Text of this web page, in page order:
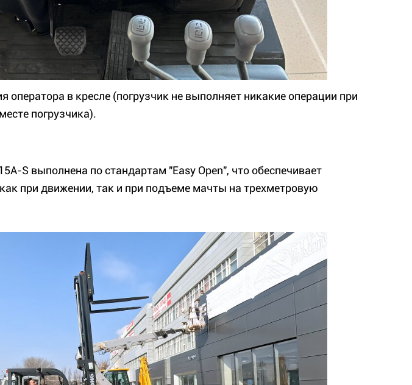
оператора в кресле (погрузчик не выполняет никакие операции при
погрузчика).
S выполнена по стандартам "Easy Open", что обеспечивает
при движении, так и при подъеме мачты на трехметровую